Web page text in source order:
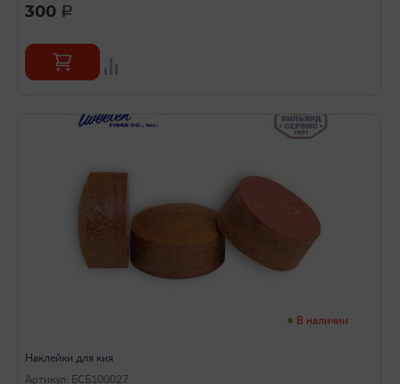
300 a
В наличии
Наклейки для кия
Артикул: БСБ100027